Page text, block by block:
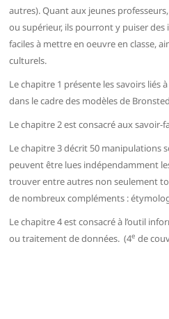
autres). Quant aux jeunes
ou supérieur, ils pourront y puiser
faciles à mettre en oeuvre en classe,
culturels.
Le chapitre 1 présente les savoirs liés
dans le cadre des modèles de
Le chapitre 2 est consacré aux
Le chapitre 3 décrit 50 manipulations
peuvent être lues indépendamment
trouver entre autres non seulement
de nombreux compléments :
Le chapitre 4 est consacré à l’outil
ou traitement de données. (4e de